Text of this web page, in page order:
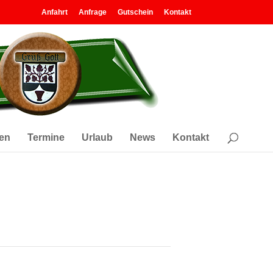
Anfahrt Anfrage Gutschein Kontakt
Termine Urlaub News Kontakt